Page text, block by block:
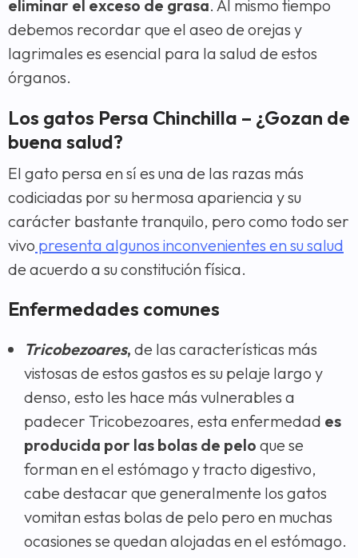
eliminar el exceso de grasa. Al mismo tiempo
debemos recordar que el aseo de orejas y
lagrimales es esencial para la salud de estos
órganos.
Los gatos Persa Chinchilla – ¿Gozan de
buena salud?
El gato persa en sí es una de las razas más
codiciadas por su hermosa apariencia y su
carácter bastante tranquilo, pero como todo ser
vivo presenta algunos inconvenientes en su salud
de acuerdo a su constitución física.
Enfermedades comunes
Tricobezoares, de las características más
vistosas de estos gastos es su pelaje largo y
denso, esto les hace más vulnerables a
padecer Tricobezoares, esta enfermedad es
producida por las bolas de pelo que se
forman en el estómago y tracto digestivo,
cabe destacar que generalmente los gatos
vomitan estas bolas de pelo pero en muchas
ocasiones se quedan alojadas en el estómago.